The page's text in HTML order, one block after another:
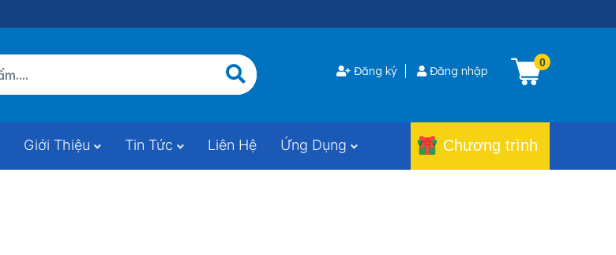
Đăng ký Đăng nhập
0
Giới Thiệu Tin Tức Liên Hệ Ứng Dụng Chương trình